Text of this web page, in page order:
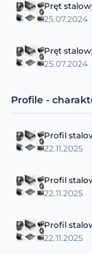
Pręt
25.07.2024
Pręt
25.07.2024
Profile -
Profil
22.11.2025
Profil
22.11.2025
Profil
22.11.2025